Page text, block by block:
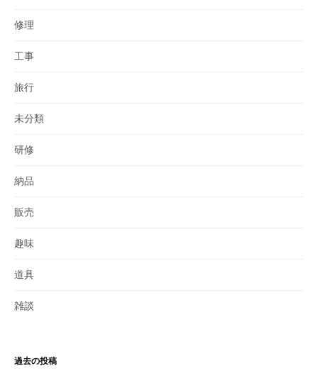
修理
工事
旅行
未分類
研修
納品
販売
趣味
道具
雑談
過去の投稿